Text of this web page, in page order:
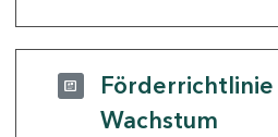
Förderrichtlinie
Wachstum